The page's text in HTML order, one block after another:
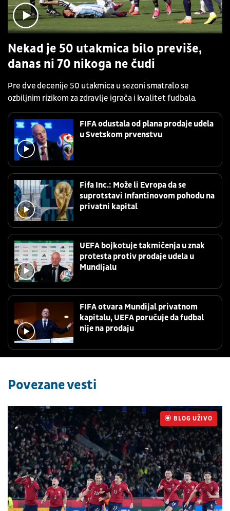
Nekad je 50 utakmica bilo previše,
danas ni 70 nikoga ne čudi
Pre dve decenije 50 utakmica u sezoni smatralo se
ozbiljnim rizikom za zdravlje igrača i kvalitet fudbala.
FIFA odustala od plana prodaje udela
u Svetskom prvenstvu
Fifa Inc.: Može li Evropa da se
suprotstavi Infantinovom pohodu na
privatni kapital
UEFA bojkotuje takmičenja u znak
protesta protiv prodaje udela u
Mundijalu
FIFA otvara Mundijal privatnom
kapitalu, UEFA poručuje da fudbal
nije na prodaju
Povezane vesti
UŽIVO
BLOG UŽIVO